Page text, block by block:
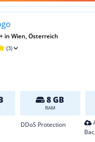
in Wien, Österreich
(3)
8 GB
RAM
DDoS Protection